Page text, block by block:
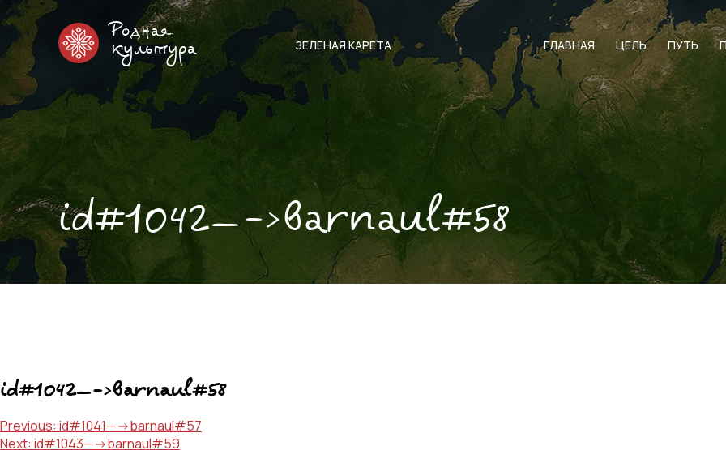
Родная
культура
ЗЕЛЕНАЯ КАРЕТА ГЛАВНАЯ ЦЕЛЬ ПУТЬ
id#1042—->barnaul#58
id#1042—->barnaul#58
Навигация
по
Previous: id#1041—->barnaul#57
Next: id#1043—->barnaul#59